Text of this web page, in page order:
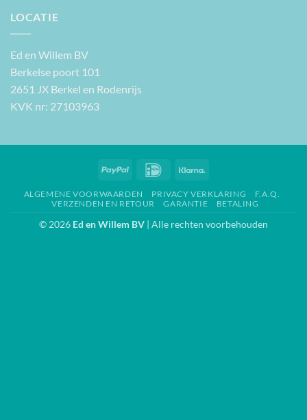
LOCATIE
Ed en Willem BV
Berkelse poort 101
2651 JX Berkel en Rodenrijs
KVK nr: 27103963
PayPal IDeal
ALGEMENE VOORWAARDEN PRIVACY VERKLARING
F.A.Q.
VERZENDEN EN RETOUR
GARANTIE BETALING
© 2026 Ed en Willem BV | Alle rechten voorbehouden